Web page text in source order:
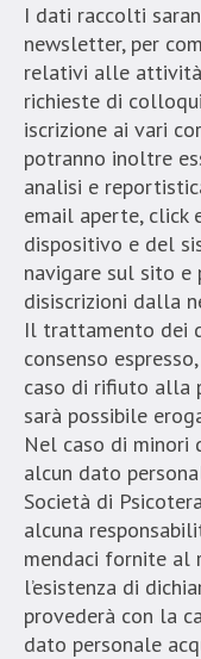
I dati raccolti
newsletter, per
relativi alle
richieste di
iscrizione ai vari
potranno inoltre
analisi e
email aperte,
dispositivo e del
navigare sul sito
disiscrizioni dalla
Il trattamento dei
consenso
caso di rifiuto alla
sarà possibile
Nel caso di minori
alcun dato
Società di
alcuna
mendaci fornite al
l’esistenza di
provederà con la
dato personale